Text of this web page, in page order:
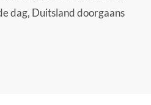
dag, Duitsland doorgaans